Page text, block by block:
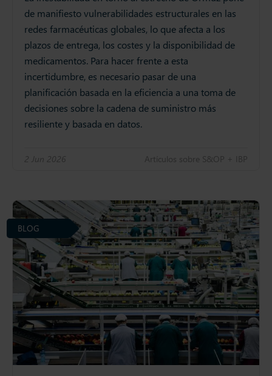
de manifiesto vulnerabilidades estructurales en las
redes farmacéuticas globales, lo que afecta a los
plazos de entrega, los costes y la disponibilidad de
medicamentos. Para hacer frente a esta
incertidumbre, es necesario pasar de una
planificación basada en la eficiencia a una toma de
decisiones sobre la cadena de suministro más
resiliente y basada en datos.
2 Jun 2026 Artículos sobre S&OP + IBP
BLOG